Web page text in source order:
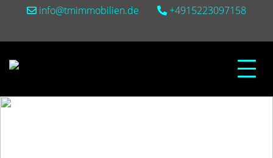
info@tmimmobilien.de +4915223097158